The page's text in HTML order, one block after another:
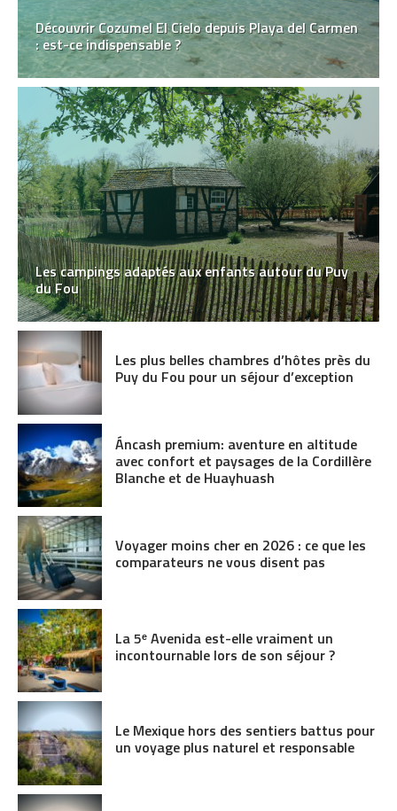
Découvrir Cozumel El Cielo depuis Playa del Carmen
: est-ce indispensable ?
Les campings adaptés aux enfants autour du Puy
du Fou
Les plus belles chambres d’hôtes près du
Puy du Fou pour un séjour d’exception
Áncash premium: aventure en altitude
avec confort et paysages de la Cordillère
Blanche et de Huayhuash
Voyager moins cher en 2026 : ce que les
comparateurs ne vous disent pas
La 5ᵉ Avenida est-elle vraiment un
incontournable lors de son séjour ?
Le Mexique hors des sentiers battus pour
un voyage plus naturel et responsable